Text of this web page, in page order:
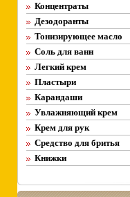
Концентраты
Дезодоранты
Тонизирующее масло
Соль для ванн
Легкий крем
Пластыри
Карандаши
Увлажняющий крем
Крем для рук
Средство для бритья
Книжки